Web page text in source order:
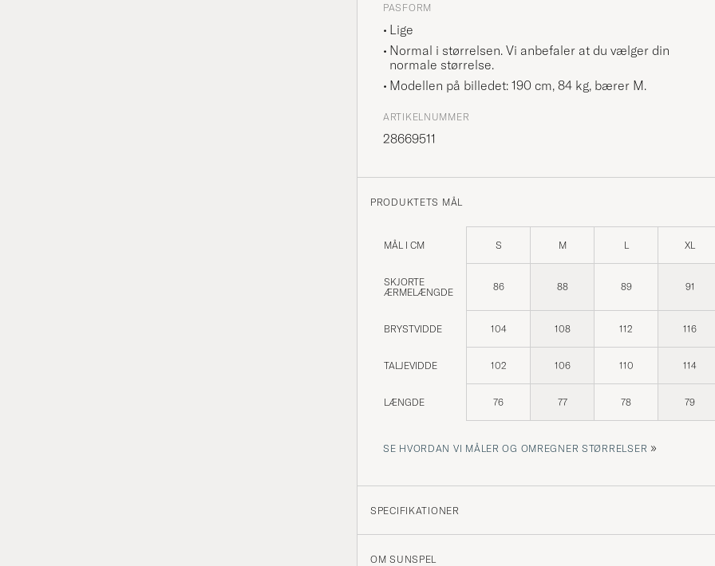
PASFORM
Lige
Normal i størrelsen. Vi anbefaler at du vælger din
normale størrelse.
Modellen på billedet: 190 cm, 84 kg, bærer M.
ARTIKELNUMMER
28669511
PRODUKTETS MÅL
MÅL I CM S M L XL
SKJORTE
ÆRMELÆNGDE
86 88 89 91
BRYSTVIDDE 104 108 112 116
TALJEVIDDE 102 106 110 114
LÆNGDE 76 77 78 79
SE HVORDAN VI MÅLER OG OMREGNER STØRRELSER »
SPECIFIKATIONER
OM SUNSPEL